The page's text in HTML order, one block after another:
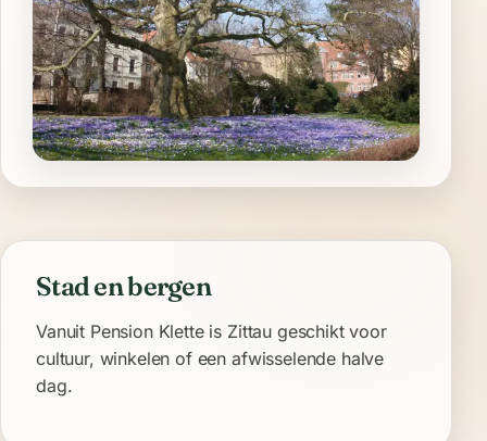
Stad en bergen
Vanuit Pension Klette is Zittau geschikt voor
cultuur, winkelen of een afwisselende halve
dag.